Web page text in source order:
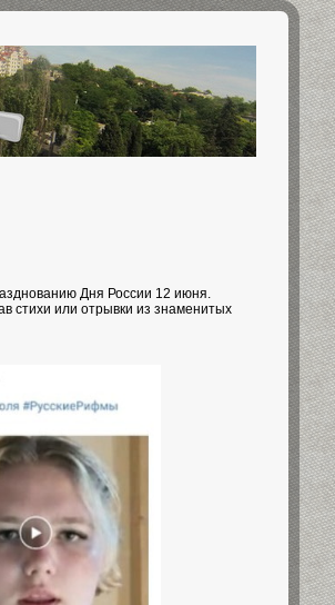
Дня России 12 июня.
стихи или отрывки из знаменитых